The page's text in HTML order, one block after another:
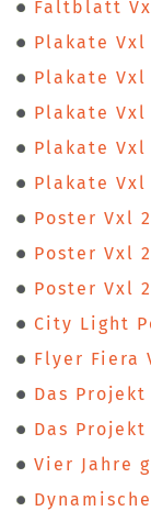
Faltblatt
Plakate Vxl
Plakate Vxl
Plakate Vxl
Plakate Vxl
Plakate Vxl
Poster Vxl
Poster Vxl
Poster Vxl
City Light
Flyer Fiera
Das Projekt
Das Projekt
Vier Jahre